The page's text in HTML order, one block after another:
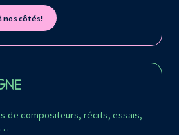
nos côtés!
de compositeurs, récits, essais,